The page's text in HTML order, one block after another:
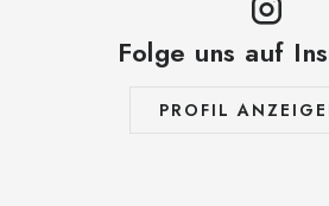
Folge uns auf
PROFIL